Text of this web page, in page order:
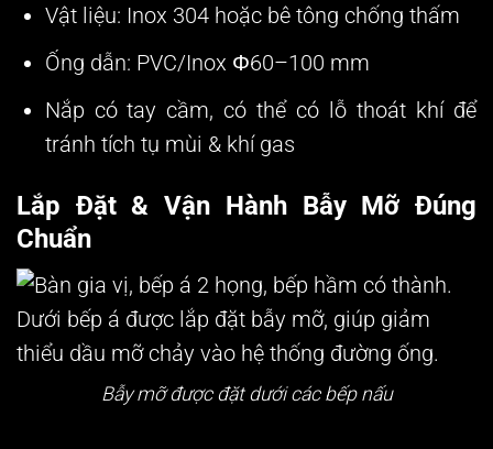
Vật liệu: Inox 304 hoặc bê tông chống thấm
Ống dẫn: PVC/Inox Φ60–100 mm
Nắp có tay cầm, có thể có lỗ thoát khíđể
tránh tích tụ mùi & khí gas
Lắp Đặt & Vận Hành Bẫy Mỡ Đúng
Chuẩn
Bẫy mỡ được đặt dưới các bếp nấu